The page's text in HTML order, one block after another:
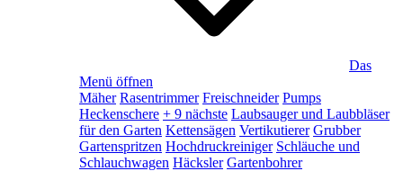
Das
Menü öffnen
Mäher Rasentrimmer Freischneider Pumps
Heckenschere + 9 nächste Laubsauger und Laubbläser
für den Garten Kettensägen Vertikutierer Grubber
Gartenspritzen Hochdruckreiniger Schläuche und
Schlauchwagen Häcksler Gartenbohrer